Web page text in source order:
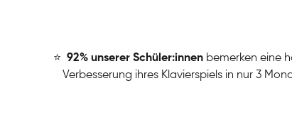
⭐ ️92% unserer Schüler:innen bemerken eine
Verbesserung ihres Klavierspiels in nur 3